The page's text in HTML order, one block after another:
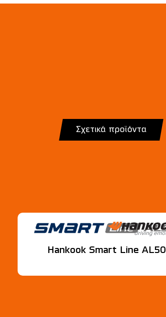
Σχετικά προϊόντα
Hankook Smart Line AL50